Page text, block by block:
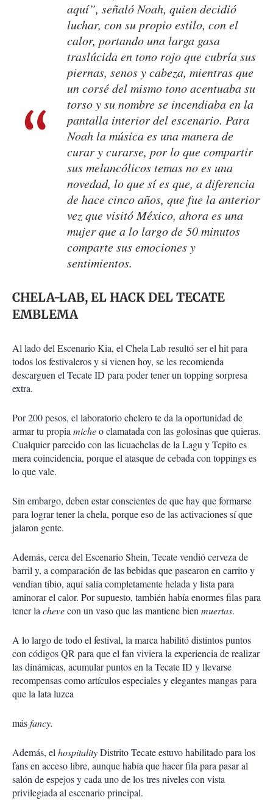
aquí”, señaló Noah, quien decidió
luchar, con su propio estilo, con el
calor, portando una larga gasa
traslúcida en tono rojo que cubría sus
piernas, senos y cabeza, mientras que
un corsé del mismo tono acentuaba su
torso y su nombre se incendiaba en la
pantalla interior del escenario. Para
Noah la música es una manera de
curar y curarse, por lo que compartir
sus melancólicos temas no es una
novedad, lo que sí es que, a diferencia
de hace cinco años, que fue la anterior
vez que visitó México, ahora es una
mujer que a lo largo de 50 minutos
comparte sus emociones y
sentimientos.
CHELA-LAB, EL HACK DEL TECATE
EMBLEMA
Al lado del Escenario Kia, el Chela Lab resultó ser el hit para
todos los festivaleros y si vienen hoy, se les recomienda
descarguen el Tecate ID para poder tener un topping sorpresa
extra.
Por 200 pesos, el laboratorio chelero te da la oportunidad de
armar tu propiamicheo clamatada con las golosinas que quieras.
Cualquier parecido con las licuachelas de la Lagu y Tepito es
mera coincidencia, porque el atasque de cebada con toppings es
lo que vale.
Sin embargo, deben estar conscientes de que hay que formarse
para lograr tener la chela, porque eso de las activaciones sí que
jalaron gente.
Además, cerca del Escenario Shein, Tecate vendió cerveza de
barril y, a comparación de las bebidas que pasearon en carrito y
vendían tibio, aquí salía completamente helada y lista para
aminorar el calor. Por supuesto, también había enormes filas para
tener lachevecon un vaso que las mantiene bienmuertas.
A lo largo de todo el festival, la marca habilitó distintos puntos
con códigos QR para que el fan viviera la experiencia de realizar
las dinámicas, acumular puntos en la Tecate ID y llevarse
recompensas como artículos especiales y elegantes mangas para
que la lata luzca
másfancy.
Además, elhospitalityDistrito Tecate estuvo habilitado para los
fans en acceso libre, aunque había que hacer fila para pasar al
salón de espejos y cada uno de los tres niveles con vista
privilegiada al escenario principal.